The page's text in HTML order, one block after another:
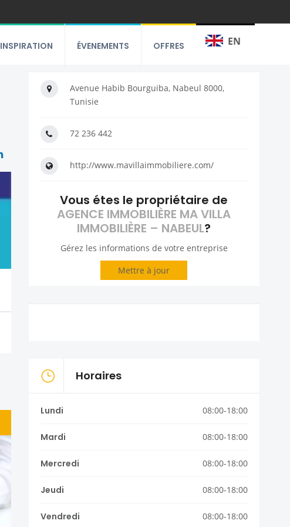
INSPIRATION ÉVENEMENTS OFFRES EN
Avenue Habib Bourguiba, Nabeul‎ 8000,
Tunisie
72 236 442
http://www.mavillaimmobiliere.com/
Vous étes le propriétaire de
AGENCE IMMOBILIÈRE MA VILLA
IMMOBILIÈRE – NABEUL?
Gérez les informations de votre entreprise
Mettre à jour
Horaires
Lundi 08:00-18:00
Mardi 08:00-18:00
Mercredi 08:00-18:00
Jeudi 08:00-18:00
Vendredi 08:00-18:00